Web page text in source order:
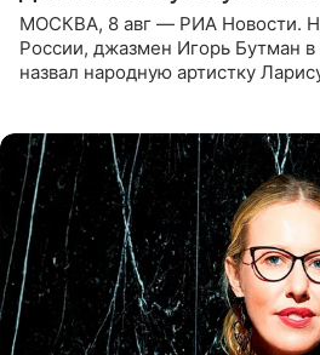
МОСКВА, 8 авг — РИА Новости.
России, джазмен Игорь Бутман
назвал народную артистку